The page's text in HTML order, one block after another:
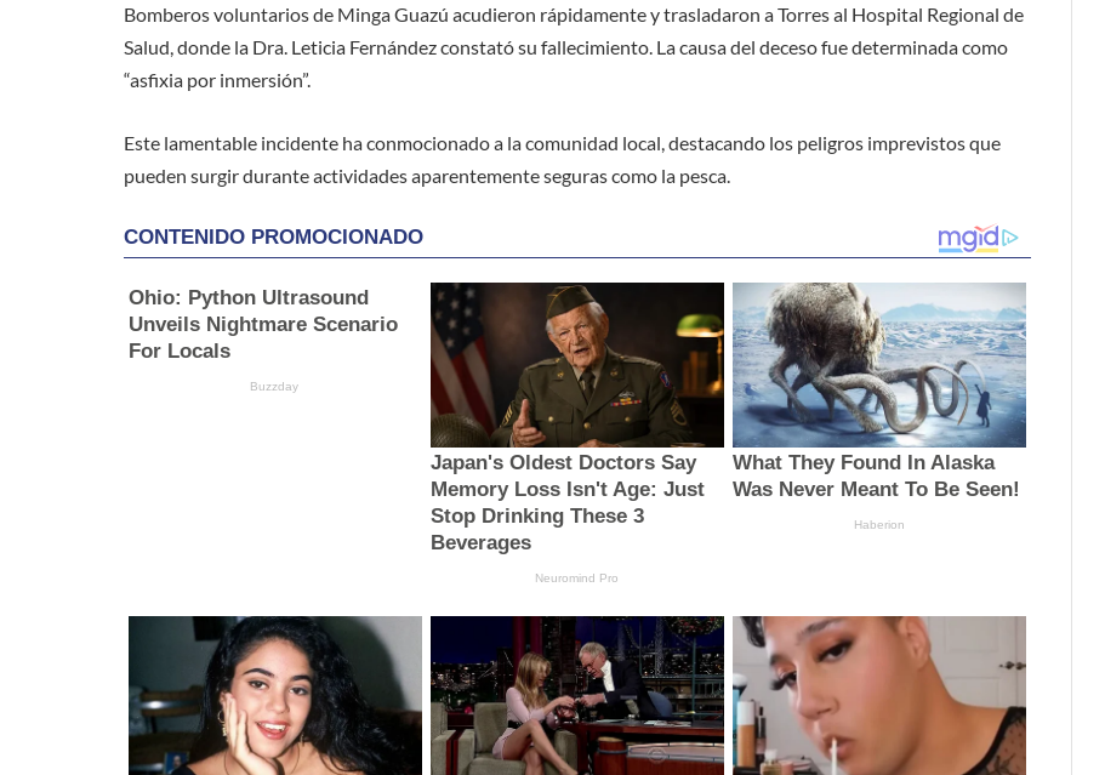
Bomberos voluntarios de Minga Guazú acudieron rápidamente y trasladaron a Torres al Hospital Regional de
Salud, donde la Dra. Leticia Fernández constató su fallecimiento. La causa del deceso fue determinada como
“asfixia por inmersión”.
Este lamentable incidente ha conmocionado a la comunidad local, destacando los peligros imprevistos que
pueden surgir durante actividades aparentemente seguras como la pesca.